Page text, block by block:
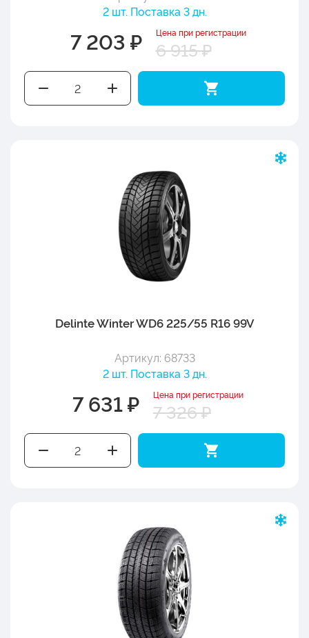
2 шт. Поставка 3 дн.
7 203 ₽ Цена при регистрации
6 915 ₽
Delinte Winter WD6 225/55 R16 99V
Артикул: 68733
2 шт. Поставка 3 дн.
7 631 ₽ Цена при регистрации
7 326 ₽